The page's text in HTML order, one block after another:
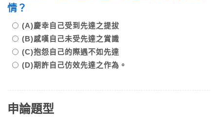
情？
(A)慶幸自己受到先達之提拔
(B)感嘆自己未受先達之賞識
(C)抱怨自己的際遇不如先達
(D)期許自己仿效先達之作為。
申論題型